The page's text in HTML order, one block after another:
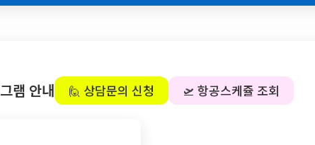
램 안내 🙋 상담문의 신청 🛫 항공스케쥴 조회